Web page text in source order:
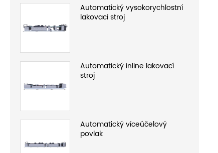
Automatický vysokorychlostní
lakovací stroj
Automatický inline lakovací
stroj
Automatický víceúčelový
povlak